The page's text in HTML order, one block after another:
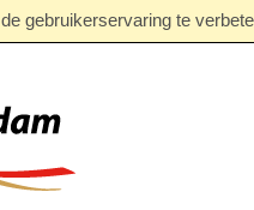
gebruikerservaring te